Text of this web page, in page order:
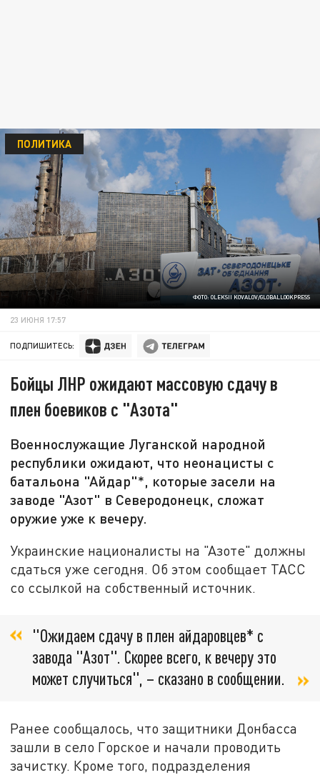
ФОТО: OLEKSII KOVALOV/GLOBALLOOKPRESS
ПОЛИТИКА
23 ИЮНЯ 17:57
ПОДПИШИТЕСЬ:
Бойцы ЛНР ожидают массовую сдачу в
плен боевиков с "Азота"
Военнослужащие Луганской народной
республики ожидают, что неонацисты с
батальона "Айдар"*, которые засели на
заводе "Азот" в Северодонецк, сложат
оружие уже к вечеру.
Украинские националисты на "Азоте" должны
сдаться уже сегодня. Об этом сообщает ТАСС
со ссылкой на собственный источник.
"Ожидаем сдачу в плен айдаровцев* с
завода "Азот". Скорее всего, к вечеру это
может случиться", – сказано в сообщении.
Ранее сообщалось, что защитники Донбасса
зашли в село Горское и начали проводить
зачистку. Кроме того, подразделения